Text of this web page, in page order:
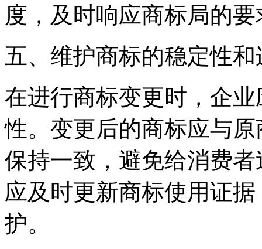
度，及时响应商标局的
五、维护商标的稳定性和
在进行商标变更时，企
性。变更后的商标应与
保持一致，避免给消费
应及时更新商标使用证
护。